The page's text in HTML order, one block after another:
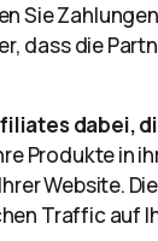
Sie
dass die
dabei,
Produkte in
Website.
Traffic auf